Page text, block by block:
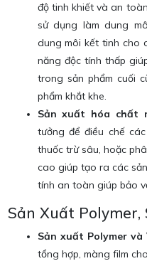
độ tinh khiết và an
sử dụng làm dung
dung môi kết tinh cho
năng độc tính thấp
trong sản phẩm cuối
phẩm khắt khe.
Sản xuất hóa chất
tưởng để điều chế
thuốc trừ sâu, hoặc
cao giúp tạo ra các
tính an toàn giúp bảo
Sản Xuất Polymer,
Sản xuất Polymer
tổng hợp, màng film